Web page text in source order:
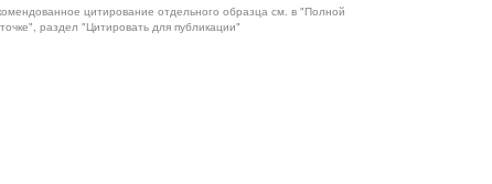
цитирование отдельного образца см. в "Полной
раздел "Цитировать для публикации"